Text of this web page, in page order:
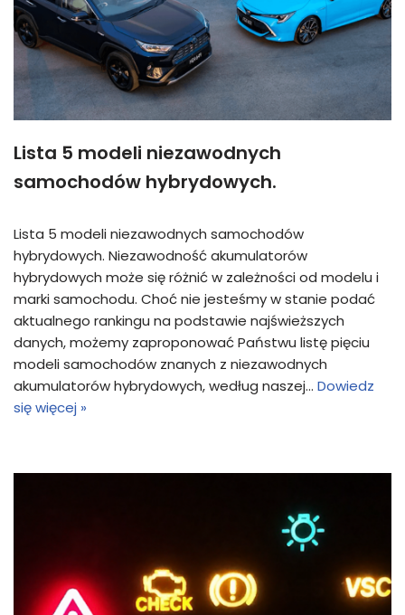
Lista 5 modeli niezawodnych
samochodów hybrydowych.
Lista 5 modeli niezawodnych samochodów
hybrydowych. Niezawodność akumulatorów
hybrydowych może się różnić w zależności od modelu i
marki samochodu. Choć nie jesteśmy w stanie podać
aktualnego rankingu na podstawie najświeższych
danych, możemy zaproponować Państwu listę pięciu
modeli samochodów znanych z niezawodnych
akumulatorów hybrydowych, według naszej… Dowiedz
się więcej »